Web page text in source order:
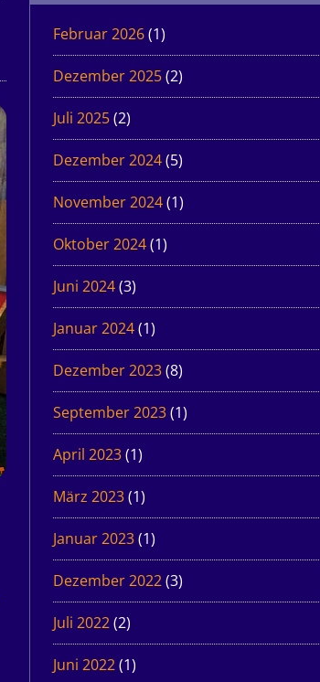
Februar 2026(1)
Dezember 2025(2)
Juli 2025(2)
Dezember 2024(5)
November 2024(1)
Oktober 2024(1)
Juni 2024(3)
Januar 2024(1)
Dezember 2023(8)
September 2023(1)
April 2023(1)
März 2023(1)
Januar 2023(1)
Dezember 2022(3)
Juli 2022(2)
Juni 2022(1)